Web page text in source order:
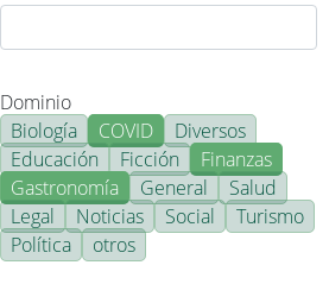
Dominio
Biología
COVID
Diversos
Educación
Ficción
Finanzas
Gastronomía
General
Salud
Legal
Noticias Social
Turismo
Política
otros